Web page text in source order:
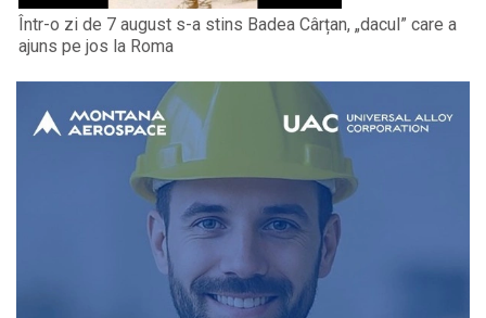
Într-o zi de 7 august s-a stins Badea Cârțan, „dacul” care a
ajuns pe jos la Roma